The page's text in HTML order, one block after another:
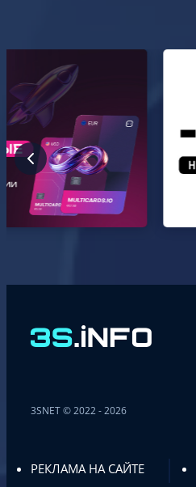
3SNET © 2022 - 2026
РЕКЛАМА НА САЙТЕ